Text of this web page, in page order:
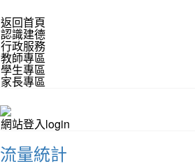
返回首頁
認識建德
行政服務
教師專區
學生專區
家長專區
網站登入login
流量統計